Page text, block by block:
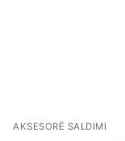
AKSESORË SALDIMI